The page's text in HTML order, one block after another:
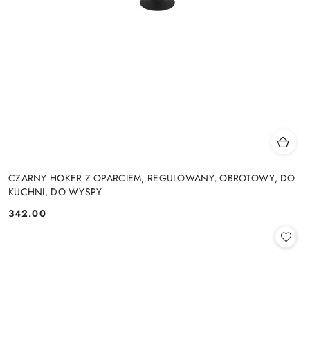
CZARNY HOKER Z OPARCIEM, REGULOWANY, OBROTOWY, DO
KUCHNI, DO WYSPY
Cena:
342.00